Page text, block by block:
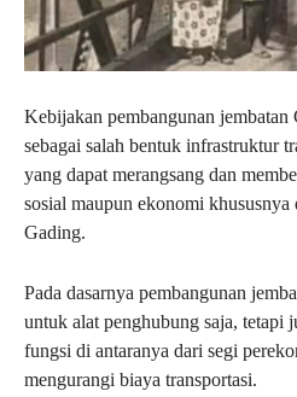
Kebijakan pembangunan
sebagai salah bentuk infrastruktur
yang dapat merangsang dan
sosial maupun ekonomi
Gading.
Pada dasarnya pembangunan
untuk alat penghubung saja, tetapi
fungsi di antaranya dari segi
mengurangi biaya transportasi.